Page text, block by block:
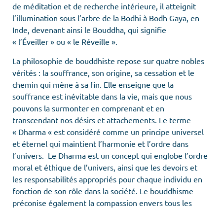
de méditation et de recherche intérieure, il atteignit
l’illumination sous l’arbre de la Bodhi à Bodh Gaya, en
Inde, devenant ainsi le Bouddha, qui signifie
« l’Éveiller » ou « le Réveille ».
La philosophie de bouddhiste repose sur quatre nobles
vérités : la souffrance, son origine, sa cessation et le
chemin qui mène à sa fin. Elle enseigne que la
souffrance est inévitable dans la vie, mais que nous
pouvons la surmonter en comprenant et en
transcendant nos désirs et attachements. Le terme
« Dharma « est considéré comme un principe universel
et éternel qui maintient l’harmonie et l’ordre dans
l’univers. Le Dharma est un concept qui englobe l’ordre
moral et éthique de l’univers, ainsi que les devoirs et
les responsabilités appropriés pour chaque individu en
fonction de son rôle dans la société. Le bouddhisme
préconise également la compassion envers tous les